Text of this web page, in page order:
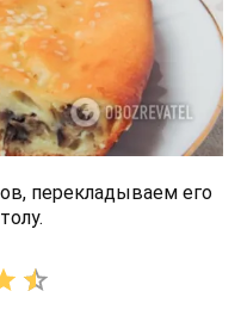
перекладываем его